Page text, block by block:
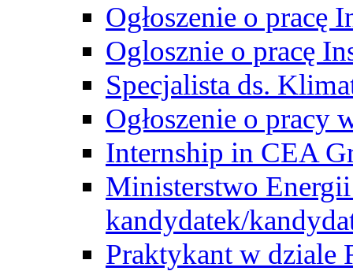
Ogłoszenie o pracę
Oglosznie o pracę
Specjalista ds.
Ogłoszenie o pracy
Internship in CEA
Ministerstwo
kandydatek/
Praktykant w dziale